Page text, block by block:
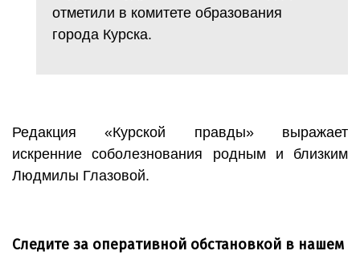
отметили в комитете образования
города Курска.
Редакция «Курской правды» выражает
искренние соболезнования родным и близким
Людмилы Глазовой.
Следите за оперативной обстановкой в нашем